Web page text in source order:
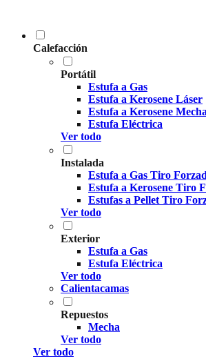
Calefacción
Portátil
Estufa a Gas
Estufa a Kerosene Láser
Estufa a Kerosene
Estufa Eléctrica
Ver todo
Instalada
Estufa a Gas Tiro
Estufa a Kerosene Tiro
Estufas a Pellet Tiro
Ver todo
Exterior
Estufa a Gas
Estufa Eléctrica
Ver todo
Calientacamas
Repuestos
Mecha
Ver todo
Ver todo